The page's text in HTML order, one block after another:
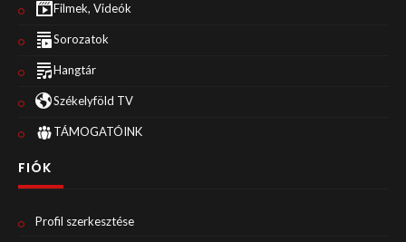
Filmek, Videók
Sorozatok
Hangtár
Székelyföld TV
TÁMOGATÓINK
FIÓK
Profil szerkesztése